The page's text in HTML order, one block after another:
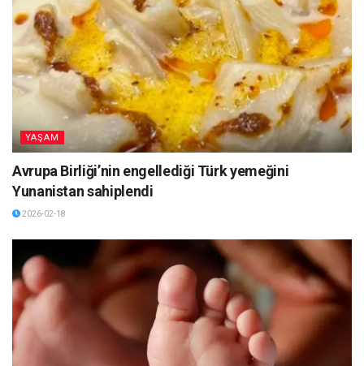
YAŞAM
Avrupa Birliği’nin engellediği Türk yemeğini
Yunanistan sahiplendi
2026-02-18